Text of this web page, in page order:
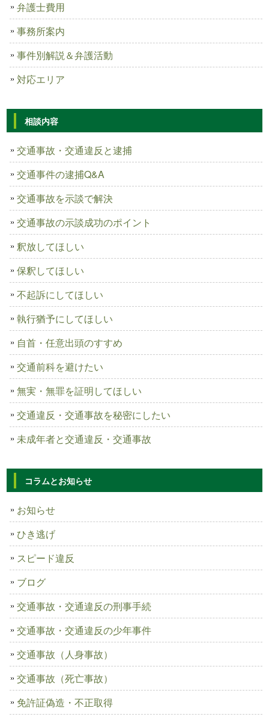
弁護士費用
事務所案内
事件別解説＆弁護活動
対応エリア
相談内容
交通事故・交通違反と逮捕
交通事件の逮捕Q&A
交通事故を示談で解決
交通事故の示談成功のポイント
釈放してほしい
保釈してほしい
不起訴にしてほしい
執行猶予にしてほしい
自首・任意出頭のすすめ
交通前科を避けたい
無実・無罪を証明してほしい
交通違反・交通事故を秘密にしたい
未成年者と交通違反・交通事故
コラムとお知らせ
お知らせ
ひき逃げ
スピード違反
ブログ
交通事故・交通違反の刑事手続
交通事故・交通違反の少年事件
交通事故（人身事故）
交通事故（死亡事故）
免許証偽造・不正取得